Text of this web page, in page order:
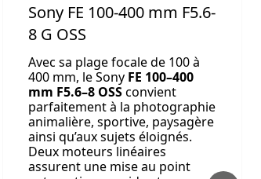
Sony FE 100-400 mm F5.6-
8 G OSS
Avec sa plage focale de 100 à
400 mm, le Sony FE 100–400
mm F5.6–8 OSSconvient
parfaitement à la photographie
animalière, sportive, paysagère
ainsi qu’aux sujets éloignés.
Deux moteurs linéaires
assurent une mise au point